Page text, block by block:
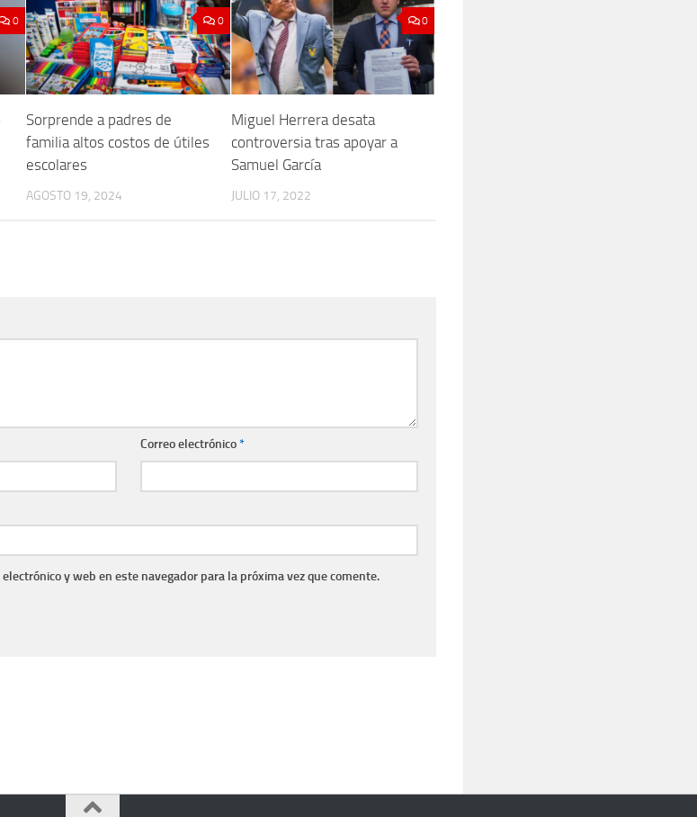
0 0
Sorprende a padres de
familia altos costos de útiles
escolares
AGOSTO 19, 2024
0
Miguel Herrera desata
controversia tras apoyar a
Samuel García
JULIO 17, 2022
Correo electrónico*
y web en este navegador para la próxima vez que comente.